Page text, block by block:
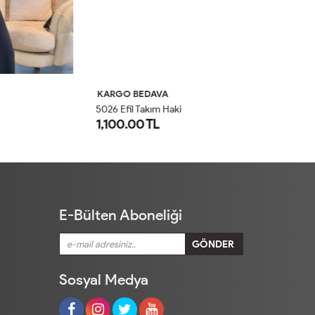
KARGO BEDAVA
5026 Efil Takım Haki
1,100.00 TL
E-Bülten Aboneliği
Sosyal Medya